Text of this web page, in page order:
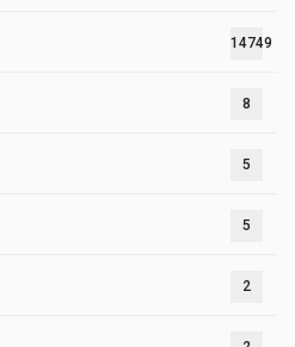
14749
8
5
5
2